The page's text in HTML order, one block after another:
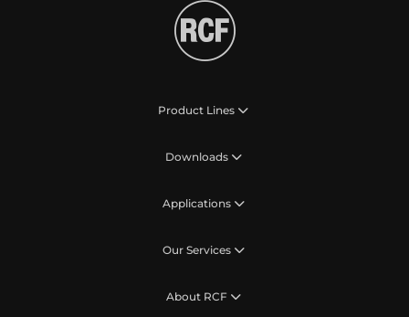
Product Lines
Downloads
Applications
Our Services
About RCF